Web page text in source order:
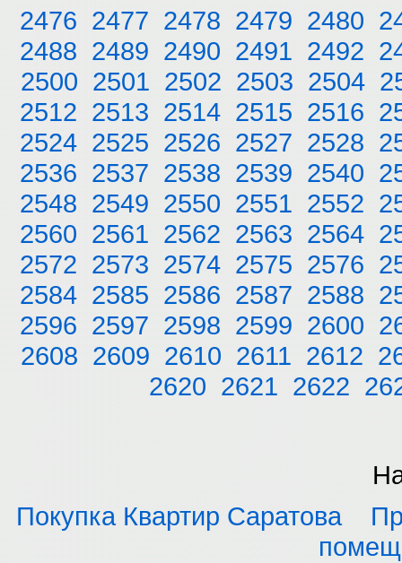
2476 2477 2478 2479 2480
2488 2489 2490 2491 2492
2500 2501 2502 2503 2504
2512 2513 2514 2515 2516
2524 2525 2526 2527 2528
2536 2537 2538 2539 2540
2548 2549 2550 2551 2552
2560 2561 2562 2563 2564
2572 2573 2574 2575 2576
2584 2585 2586 2587 2588
2596 2597 2598 2599 2600
2608 2609 2610 2611 2612
2620 2621 2622
Покупка Квартир Саратова